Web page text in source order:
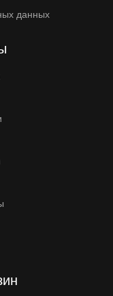
данных